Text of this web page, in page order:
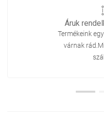
Áruk
Termékeink
várnak